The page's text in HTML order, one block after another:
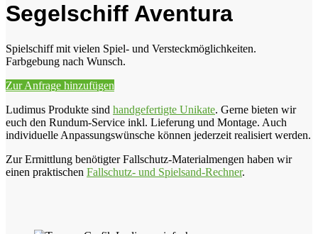
Segelschiff Aventura
Spielschiff mit vielen Spiel- und Versteckmöglichkeiten.
Farbgebung nach Wunsch.
Zur Anfrage hinzufügen
Ludimus Produkte sind handgefertigte Unikate. Gerne bieten wir
euch den Rundum-Service inkl. Lieferung und Montage. Auch
individuelle Anpassungswünsche können jederzeit realisiert werden.
Zur Ermittlung benötigter Fallschutz-Materialmengen haben wir
einen praktischen Fallschutz- und Spielsand-Rechner.